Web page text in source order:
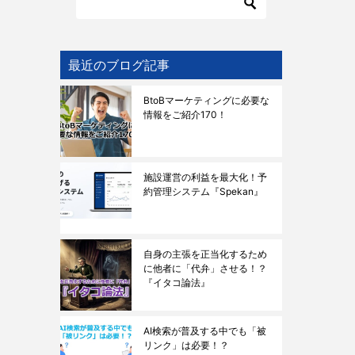
最近のブログ記事
BtoBマーケティングに必要な
情報をご紹介170！
施設運営の利益を最大化！予
約管理システム『Spekan』
自身の主張を正当化するため
に他者に「代弁」させる！？
『イタコ論法』
AI検索が普及する中でも「被
リンク」は必要！？